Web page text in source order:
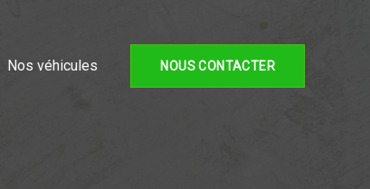
Nos véhicules NOUS CONTACTER